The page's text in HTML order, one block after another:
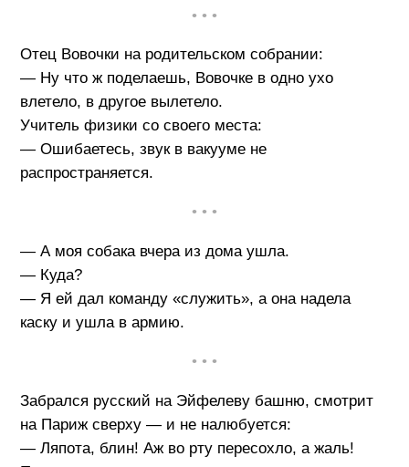
• • •
Отец Вовочки на родительском собрании:
— Ну что ж поделаешь, Вовочке в одно ухо
влетело, в другое вылетело.
Учитель физики со своего места:
— Ошибаетесь, звук в вакууме не
распространяется.
• • •
— А моя собака вчера из дома ушла.
— Куда?
— Я ей дал команду «служить», а она надела
каску и ушла в армию.
• • •
Забрался русский на Эйфелеву башню, смотрит
на Париж сверху — и не налюбуется:
— Ляпота, блин! Аж во рту пересохло, а жаль!